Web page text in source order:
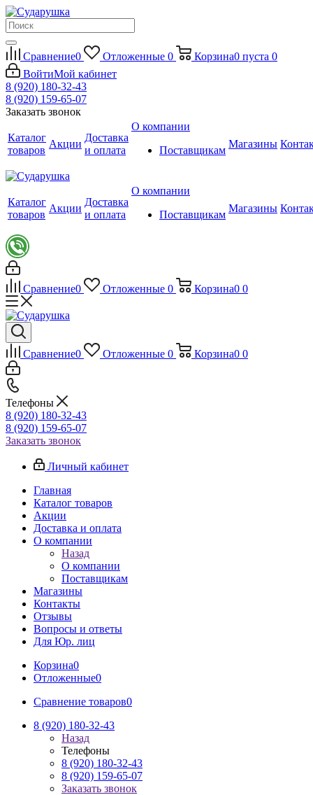
Сравнение0 Отложенные 0 Корзина0 пуста 0
ВойтиМой кабинет
8 (920) 180-32-43
8 (920) 159-65-07
Заказать звонок
Каталог
товаров
Акции
Доставка
и оплата
О компании
Поставщикам
Магазины
Каталог
товаров
Акции
Доставка
и оплата
О компании
Поставщикам
Магазины
Сравнение0 Отложенные 0 Корзина0 0
Сравнение0 Отложенные 0 Корзина0 0
Телефоны
8 (920) 180-32-43
8 (920) 159-65-07
Заказать звонок
Личный кабинет
Главная
Каталог товаров
Акции
Доставка и оплата
О компании
Назад
О компании
Поставщикам
Магазины
Контакты
Отзывы
Вопросы и ответы
Для Юр. лиц
Корзина0
Отложенные0
Сравнение товаров0
8 (920) 180-32-43
Назад
Телефоны
8 (920) 180-32-43
8 (920) 159-65-07
Заказать звонок